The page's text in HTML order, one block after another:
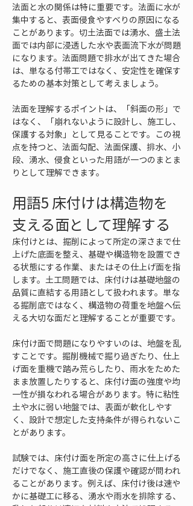
法面と水の関係は特に重要です。法面に水が
集中すると、表面侵食やすべりの原因になる
ことがあります。切土法面では湧水、盛土法
面では内部に浸透した水や表面流下水が問題
になります。法面問題で排水が出てきた場合
は、単なる付帯工ではなく、安定性を確保す
るための基本対策として考えましょう。
法面を理解するポイントは、「斜面の形」で
はなく、「崩れないように設計し、施工し、
保護する対象」として見ることです。この視
点を持つと、法面勾配、法面保護、排水、小
段、湧水、侵食といった用語が一つのまとま
りとして理解できます。
用語5 床付けは構造物を
支える面として理解する
床付けとは、掘削によって所定の深さまで仕
上げた底面を整え、基礎や構造物を設置でき
る状態にする作業、またはその仕上げ面を指
します。土工問題では、床付けは基礎地盤の
品質に直結する用語として扱われます。単な
る掘削底ではなく、構造物の荷重を地盤へ伝
える大切な面だと理解することが重要です。
床付け面で問題になりやすいのは、地盤を乱
すことです。掘削機械で掘り過ぎたり、仕上
げ面を重機で踏み荒らしたり、雨水をためた
まま放置したりすると、床付け面の強度や均
一性が損なわれる場合があります。特に粘性
土や水に弱い地盤では、表面が軟化しやす
く、設計で想定した支持条件が得られないこ
とがあります。
試験では、床付け面を所定の高さに仕上げる
だけでなく、施工直後の保護や確認が問われ
ることがあります。例えば、床付け後は速や
かに基礎工に移る、湧水や雨水を排除する、